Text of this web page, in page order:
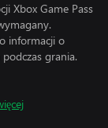
Xbox Game Pass
informacji o
grania.